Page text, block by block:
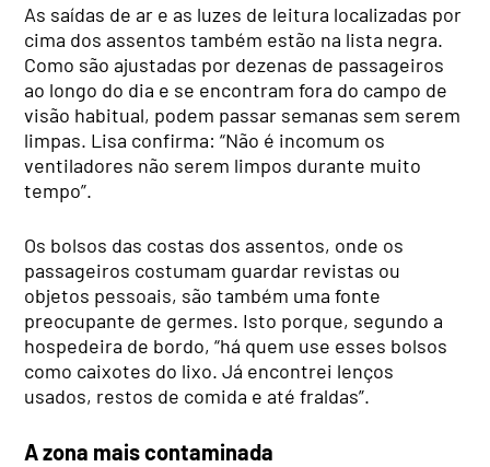
As saídas de ar e as luzes de leitura localizadas por
cima dos assentos também estão na lista negra.
Como são ajustadas por dezenas de passageiros
ao longo do dia e se encontram fora do campo de
visão habitual, podem passar semanas sem serem
limpas. Lisa confirma: “Não é incomum os
ventiladores não serem limpos durante muito
tempo”.
Os bolsos das costas dos assentos, onde os
passageiros costumam guardar revistas ou
objetos pessoais, são também uma fonte
preocupante de germes. Isto porque, segundo a
hospedeira de bordo, “há quem use esses bolsos
como caixotes do lixo. Já encontrei lenços
usados, restos de comida e até fraldas”.
A zona mais contaminada